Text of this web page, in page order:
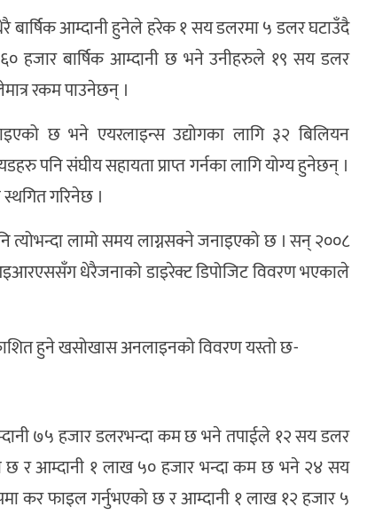
बार्षिक आम्दानी हुनेले हरेक १ सय डलरमा ५ डलर घटाउँदै
हजार बार्षिक आम्दानी छ भने उनीहरुले १९ सय डलर
रकम पाउनेछन् ।
छ भने एयरलाइन्स उद्योगका लागि ३२ बिलियन
पनि संघीय सहायता प्राप्त गर्नका लागि योग्य हुनेछन् ।
गरिनेछ ।
त्योभन्दा लामो समय लाग्नसक्ने जनाइएको छ । सन् २००८
धेरैजनाको डाइरेक्ट डिपोजिट विवरण भएकाले
हुने खसोखास अनलाइनको विवरण यस्तो छ-
७५ हजार डलरभन्दा कम छ भने तपाईले १२ सय डलर
छ र आम्दानी १ लाख ५० हजार भन्दा कम छ भने २४ सय
कर फाइल गर्नुभएको छ र आम्दानी १ लाख १२ हजार ५